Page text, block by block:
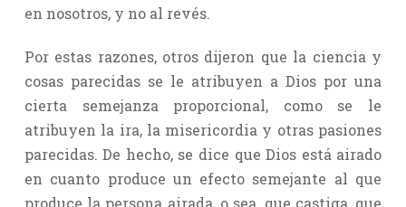
en nosotros, y no al revés.
Por estas razones, otros dijeron que la ciencia y
cosas parecidas se le atribuyen a Dios por una
cierta semejanza proporcional, como se le
atribuyen la ira, la misericordia y otras pasiones
parecidas. De hecho, se dice que Dios está airado
en cuanto produce un efecto semejante al que
produce la persona airada, o sea, que castiga, que